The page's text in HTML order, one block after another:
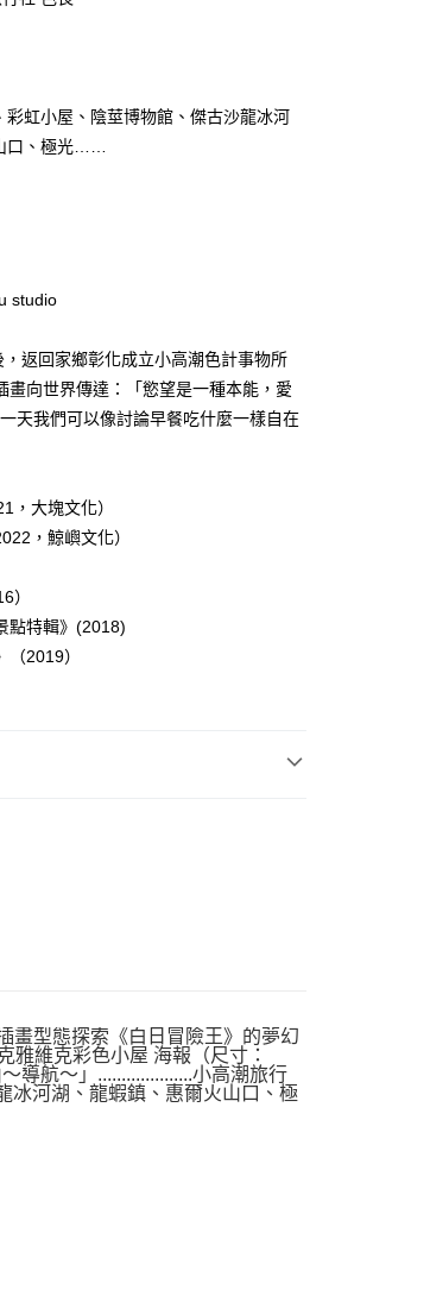
彩虹小屋、陰莖博物館、傑古沙龍冰河
口、極光……
studio
返回家鄉彰化成立小高潮色計事物所
畫向世界傳達：「慾望是一種本能，愛
天我們可以像討論早餐吃什麼一樣自在
，大塊文化）
，鯨嶼文化）
）
點特輯》(2018)
2019）
畫型態探索《白日冒險王》的夢幻
雅維克彩色小屋 海報（尺寸：
導航～」....................小高潮旅行
冰河湖、龍蝦鎮、惠爾火山口、極